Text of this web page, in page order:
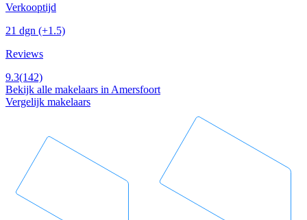
Verkooptijd
21 dgn (+1.5)
Reviews
9.3(142)
Bekijk alle makelaars in Amersfoort
Vergelijk makelaars